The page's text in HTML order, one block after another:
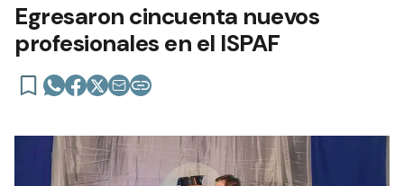
Egresaron cincuenta nuevos
profesionales en el ISPAF